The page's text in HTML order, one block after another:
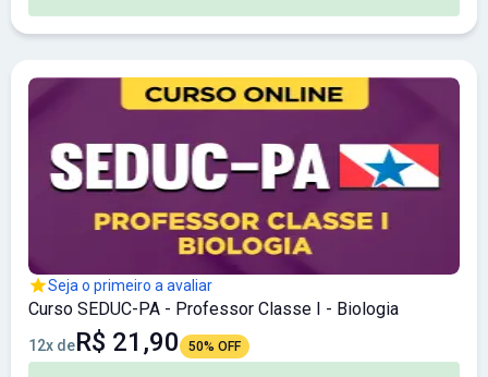
Seja o primeiro a avaliar
Curso SEDUC-PA - Professor Classe I - Biologia
12x deR$ 21,90 50% OFF